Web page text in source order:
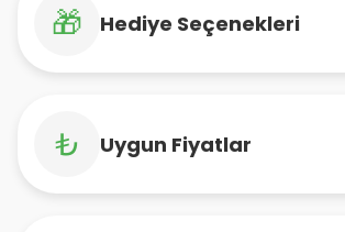
🎁 Hediye Seçenekleri
₺ Uygun Fiyatlar